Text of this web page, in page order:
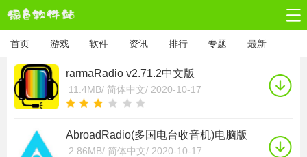
首页 游戏 软件 资讯 排行 专题 最新
rarmaRadio v2.71.2中文版
11.4MB/ 简体中文/ 2020-10-17
AbroadRadio(多国电台收音机)电脑版
v5.0
2.86MB/ 简体中文/ 2020-10-17